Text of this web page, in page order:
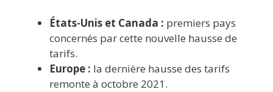
États-Unis et Canada : premiers pays
concernés par cette nouvelle hausse de
tarifs.
Europe : la dernière hausse des tarifs
remonte à octobre 2021.